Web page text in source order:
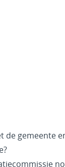
gemeente